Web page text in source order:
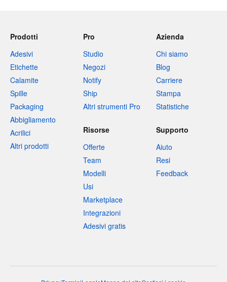
Prodotti
Adesivi
Etichette
Calamite
Spille
Packaging
Abbigliamento
Acrilici
Altri prodotti
Pro
Studio
Negozi
Notify
Ship
Altri strumenti Pro
Azienda
Chi siamo
Blog
Carriere
Stampa
Statistiche
Risorse
Offerte
Team
Modelli
Usi
Marketplace
Integrazioni
Adesivi gratis
Supporto
Aiuto
Resi
Feedback